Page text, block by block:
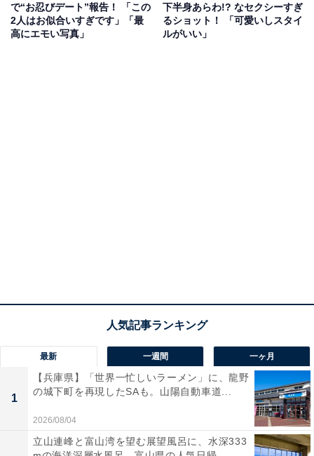
で“お忍びデート”報告！ 「この
2人はお似合いすぎです」「最
高にエモい写真」
下半身あらわ!? なセクシーすぎ
るショット！ 「可愛いしスタイ
ルがいい」
最新 一週間 一ヶ月
1
【兵庫県】「世界一忙しいラーメン」に、龍野
の城下町を再現したSAも。山陽自動車道...
2026/08/04
立山連峰と富山湾を望む展望風呂に、水深333